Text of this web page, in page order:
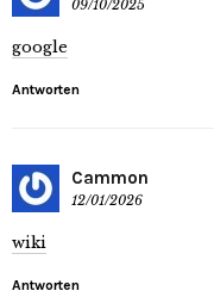
09/10/2025
google
Antworten
Cammon
12/01/2026
wiki
Antworten